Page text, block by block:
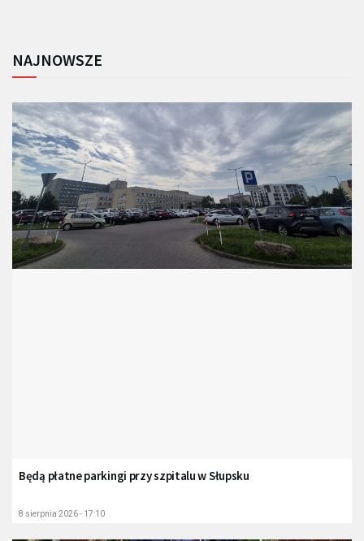
NAJNOWSZE
Będą płatne parkingi przy szpitalu w Słupsku
8 sierpnia 2026 - 17:10